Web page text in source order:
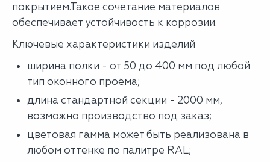
покрытием.Такое сочетание материалов
обеспечивает устойчивость к коррозии.
Ключевые характеристики изделий
ширина полки - от 50 до 400 мм под любой
тип оконного проёма;
длина стандартной секции - 2000 мм,
возможно производство под заказ;
цветовая гамма может быть реализована в
любом оттенке по палитре RAL;